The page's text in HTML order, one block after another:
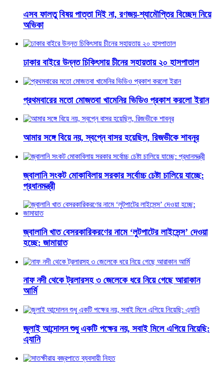
এসব ফালতু বিষয় পাত্তা দিই না, রণজয়-শ্যামৌপ্তির বিচ্ছেদ নিয়ে
অভিকা
ঢাকার বাইরে উন্নত চিকিৎসায় চীনের সহায়তায় ২০ হাসপাতাল
প্রথমবারের মতো মোজতবা খামেনির ভিডিও প্রকাশ করলো ইরান
আমার সঙ্গে বিয়ে নয়, স্বপ্নে বাসর হয়েছিল, রিজভীকে শাবনূর
জ্বালানি সংকট মোকাবিলায় সরকার সর্বোচ্চ চেষ্টা চালিয়ে যাচ্ছে:
প্রধানমন্ত্রী
জ্বালানি খাত বেসরকারিকরণের নামে ‘লুটপাটের লাইসেন্স’ দেওয়া
হচ্ছে: জামায়াত
নাফ নদী থেকে ট্রলারসহ ৩ জেলেকে ধরে নিয়ে গেছে আরাকান
আর্মি
জুলাই আন্দোলন শুধু একটি পক্ষের নয়, সবাই মিলে এগিয়ে নিয়েছি:
এ্যানি